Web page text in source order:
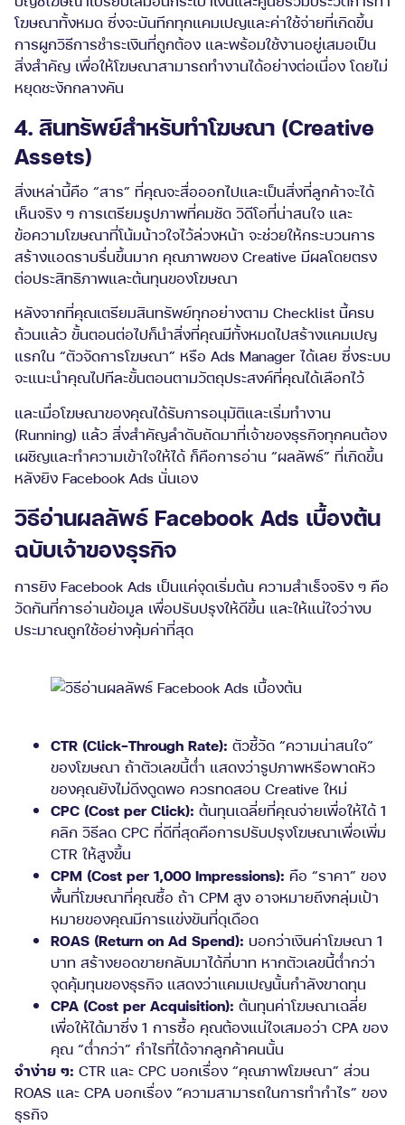
โฆษณาทั้งหมด ซึ่งจะบันทึกทุกแคมเปญและค่าใช้จ่ายที่เกิดขึ้น
การผูกวิธีการชำระเงินที่ถูกต้อง และพร้อมใช้งานอยู่เสมอเป็น
สิ่งสำคัญ เพื่อให้โฆษณาสามารถทำงานได้อย่างต่อเนื่อง โดยไม่
หยุดชะงักกลางคัน
4. สินทรัพย์สำหรับทำโฆษณา (Creative
Assets)
สิ่งเหล่านี้คือ “สาร” ที่คุณจะสื่อออกไปและเป็นสิ่งที่ลูกค้าจะได้
เห็นจริง ๆ การเตรียมรูปภาพที่คมชัด วิดีโอที่น่าสนใจ และ
ข้อความโฆษณาที่โน้มน้าวใจไว้ล่วงหน้า จะช่วยให้กระบวนการ
สร้างแอดราบรื่นขึ้นมาก คุณภาพของ Creative มีผลโดยตรง
ต่อประสิทธิภาพและต้นทุนของโฆษณา
หลังจากที่คุณเตรียมสินทรัพย์ทุกอย่างตาม Checklist นี้ครบ
ถ้วนแล้ว ขั้นตอนต่อไปก็นำสิ่งที่คุณมีทั้งหมดไปสร้างแคมเปญ
แรกใน “ตัวจัดการโฆษณา” หรือ Ads Manager ได้เลย ซึ่งระบบ
จะแนะนำคุณไปทีละขั้นตอนตามวัตถุประสงค์ที่คุณได้เลือกไว้
และเมื่อโฆษณาของคุณได้รับการอนุมัติและเริ่มทำงาน
(Running) แล้ว สิ่งสำคัญลำดับถัดมาที่เจ้าของธุรกิจทุกคนต้อง
เผชิญและทำความเข้าใจให้ได้ ก็คือการอ่าน “ผลลัพธ์” ที่เกิดขึ้น
หลังยิง Facebook Ads นั่นเอง
วิธีอ่านผลลัพธ์ Facebook Ads เบื้องต้น
ฉบับเจ้าของธุรกิจ
การยิง Facebook Ads เป็นแค่จุดเริ่มต้น ความสำเร็จจริง ๆ คือ
วัดกันที่การอ่านข้อมูล เพื่อปรับปรุงให้ดีขึ้น และให้แน่ใจว่างบ
ประมาณถูกใช้อย่างคุ้มค่าที่สุด
CTR (Click-Through Rate): ตัวชี้วัด “ความน่าสนใจ”
ของโฆษณา ถ้าตัวเลขนี้ต่ำ แสดงว่ารูปภาพหรือพาดหัว
ของคุณยังไม่ดึงดูดพอ ควรทดสอบ Creative ใหม่
CPC (Cost per Click): ต้นทุนเฉลี่ยที่คุณจ่ายเพื่อให้ได้ 1
คลิก วิธีลด CPC ที่ดีที่สุดคือการปรับปรุงโฆษณาเพื่อเพิ่ม
CTR ให้สูงขึ้น
CPM (Cost per 1,000 Impressions): คือ “ราคา” ของ
พื้นที่โฆษณาที่คุณซื้อ ถ้า CPM สูง อาจหมายถึงกลุ่มเป้า
หมายของคุณมีการแข่งขันที่ดุเดือด
ROAS (Return on Ad Spend): บอกว่าเงินค่าโฆษณา 1
บาท สร้างยอดขายกลับมาได้กี่บาท หากตัวเลขนี้ต่ำกว่า
จุดคุ้มทุนของธุรกิจ แสดงว่าแคมเปญนั้นกำลังขาดทุน
CPA (Cost per Acquisition): ต้นทุนค่าโฆษณาเฉลี่ย
เพื่อให้ได้มาซึ่ง 1 การซื้อ คุณต้องแน่ใจเสมอว่า CPA ของ
คุณ “ต่ำกว่า” กำไรที่ได้จากลูกค้าคนนั้น
จำง่าย ๆ: CTR และ CPC บอกเรื่อง “คุณภาพโฆษณา” ส่วน
ROAS และ CPA บอกเรื่อง “ความสามารถในการทำกำไร” ของ
ธุรกิจ